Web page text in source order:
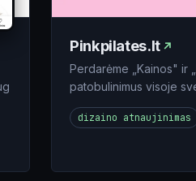
Pinkpilates.lt
Perdarėme „Kainos" ir
patobulinimus visoje
dizaino atnaujinimas